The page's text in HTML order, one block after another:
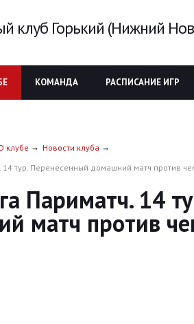
клуб Горький (Нижний
КОМАНДА РАСПИСАНИЕ ИГР
клубе
Новости клуба
14 тур. Перенесенный домашний матч против
Париматч. 14
матч против